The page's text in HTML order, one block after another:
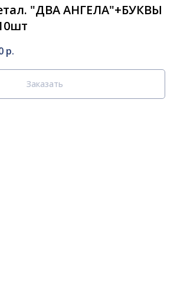
"ДВА АНГЕЛА"+БУКВЫ
р.
Заказать